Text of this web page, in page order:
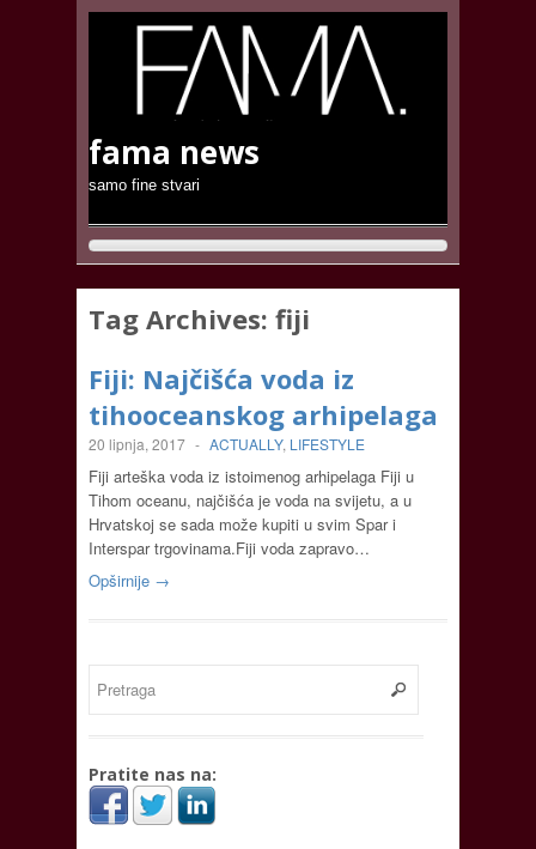
fama news
samo fine stvari
Tag Archives: fiji
Fiji: Najčišća voda iz
tihooceanskog arhipelaga
20 lipnja, 2017 - ACTUALLY, LIFESTYLE
Fiji arteška voda iz istoimenog arhipelaga Fiji u
Tihom oceanu, najčišća je voda na svijetu, a u
Hrvatskoj se sada može kupiti u svim Spar i
Interspar trgovinama.Fiji voda zapravo…
Opširnije →
Pratite nas na: